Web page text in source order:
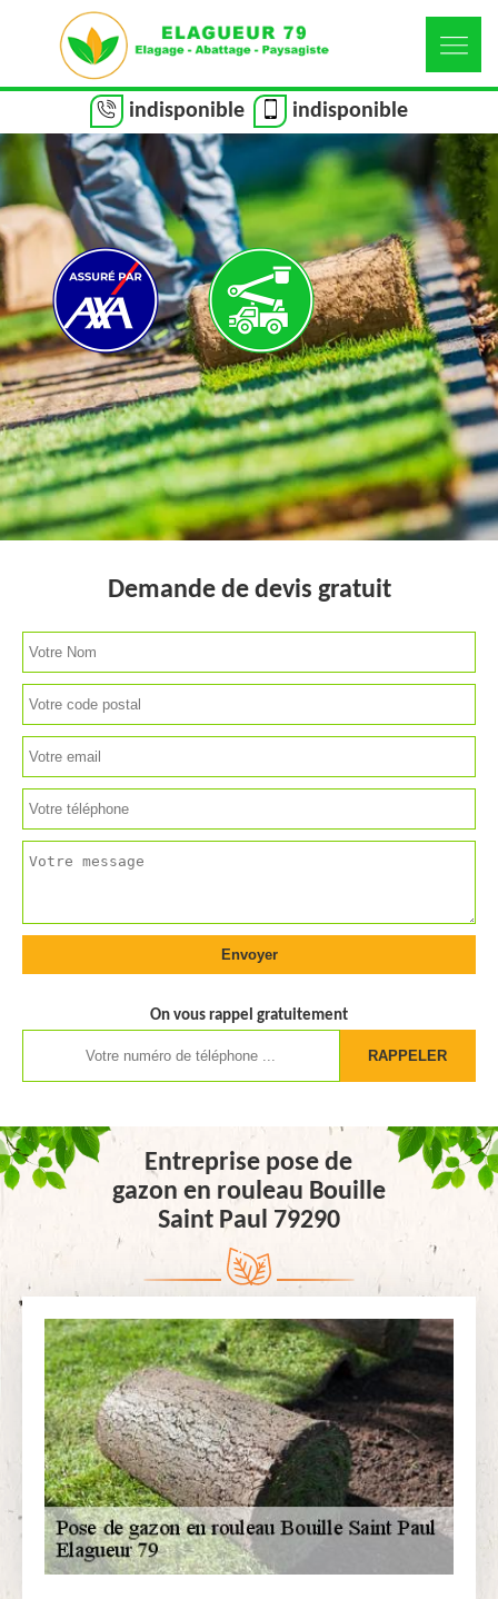
indisponible indisponible
Demande de devis gratuit
On vous rappel gratuitement
Entreprise pose de
gazon en rouleau Bouille
Saint Paul 79290